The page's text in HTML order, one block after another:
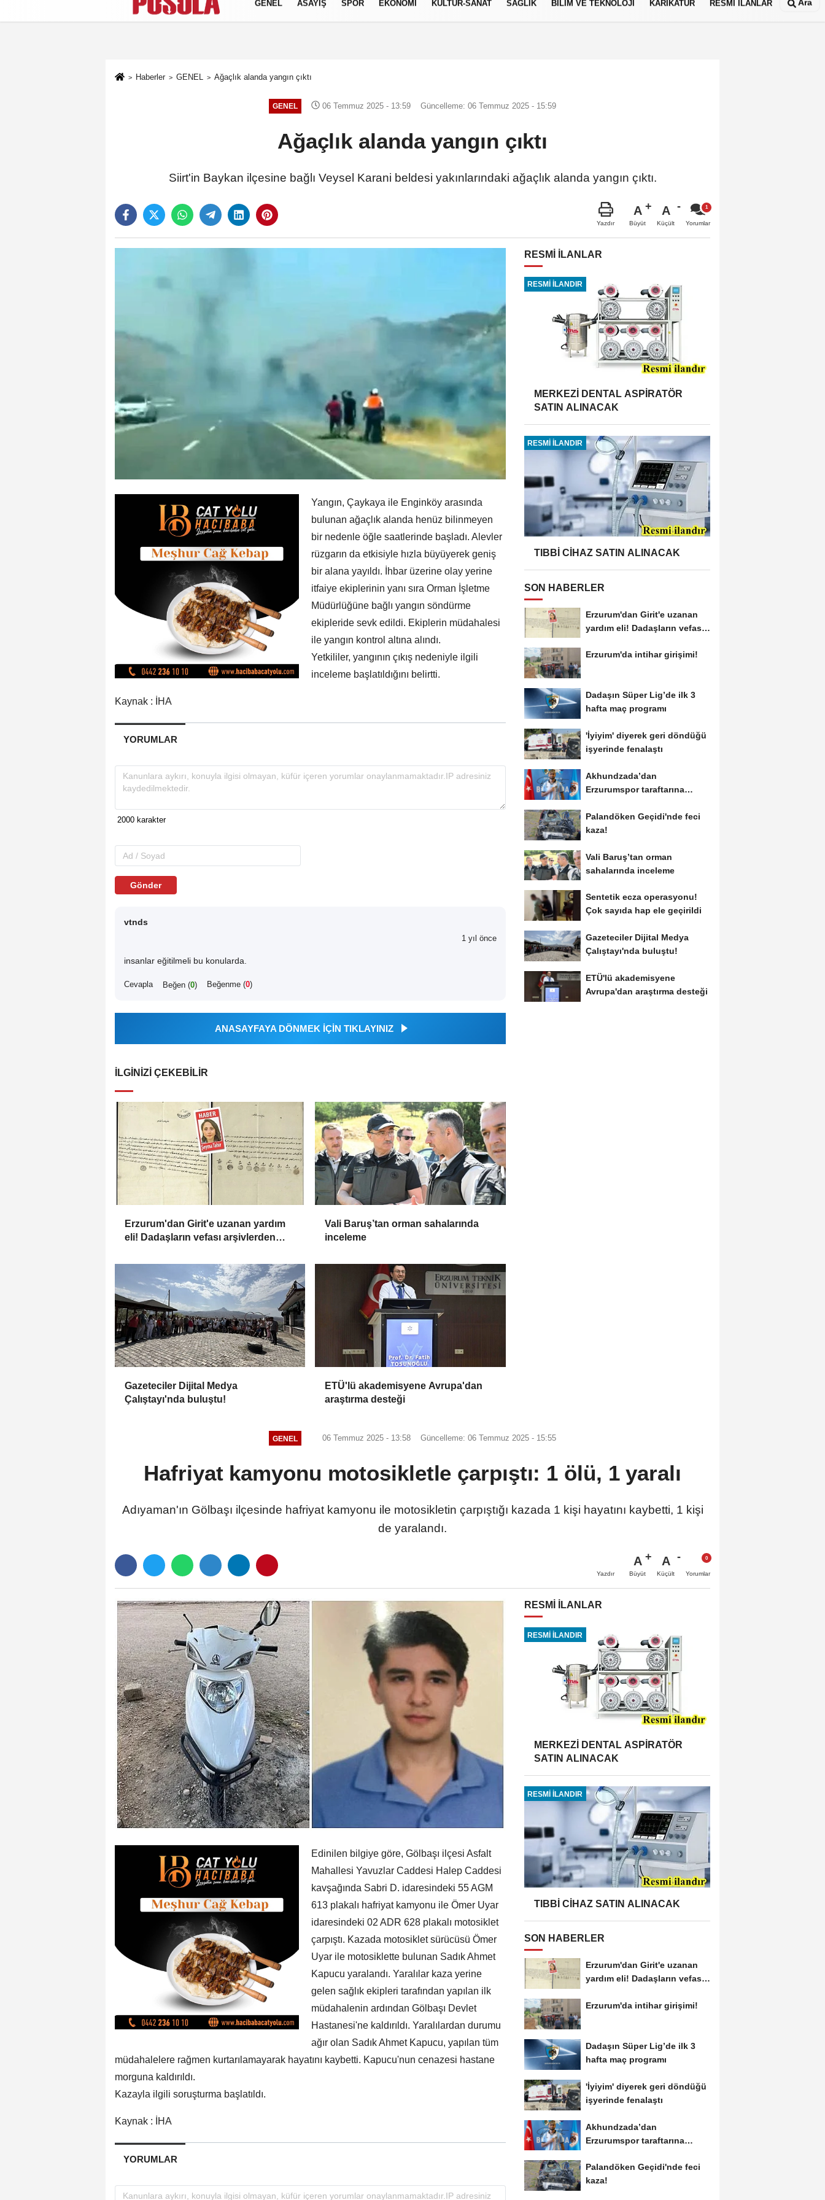
Künye İletişim Gizlilik Politikası
GENEL ASAYİŞ SPOR EKONOMİ KÜLTÜR-SANAT SAĞLIK BİLİM VE TEKNOLOJİ KARİKATÜR RESMİ İLANLAR Ara
Haberler GENEL Ağaçlık alanda yangın çıktı
GENEL 06 Temmuz 2025 - 13:59 Güncelleme: 06 Temmuz 2025 - 15:59
Ağaçlık alanda yangın çıktı
Siirt'in Baykan ilçesine bağlı Veysel Karani beldesi yakınlarındaki ağaçlık alanda yangın çıktı.
Yazdır
A
Büyüt
A
Küçült Yorumlar
Yangın, Çaykaya ile Enginköy arasında
bulunan ağaçlık alanda henüz bilinmeyen
bir nedenle öğle saatlerinde başladı. Alevler
rüzgarın da etkisiyle hızla büyüyerek geniş
bir alana yayıldı. İhbar üzerine olay yerine
itfaiye ekiplerinin yanı sıra Orman İşletme
Müdürlüğüne bağlı yangın söndürme
ekipleride sevk edildi. Ekiplerin müdahalesi
ile yangın kontrol altına alındı.
Yetkililer, yangının çıkış nedeniyle ilgili
inceleme başlatıldığını belirtti.
Kaynak : İHA
YORUMLAR
Gönder
vtnds
1 yıl önce
insanlar eğitilmeli bu konularda.
Cevapla Beğen (0) Beğenme (0)
ANASAYFAYA DÖNMEK İÇİN TIKLAYINIZ
İLGINIZI ÇEKEBILIR
Erzurum'dan Girit'e uzanan yardım
eli! Dadaşların vefası arşivlerden
Vali Baruş’tan orman sahalarında
inceleme
Gazeteciler Dijital Medya
Çalıştayı'nda buluştu!
ETÜ'lü akademisyene Avrupa'dan
araştırma desteği
RESMİ İLANLAR
RESMİ İLANDIR
MERKEZİ DENTAL ASPİRATÖR
SATIN ALINACAK
RESMİ İLANDIR
TIBBİ CİHAZ SATIN ALINACAK
SON HABERLER
Erzurum'dan Girit'e uzanan
yardım eli! Dadaşların vefası
Erzurum'da intihar girişimi!
Dadaşın Süper Lig’de ilk 3
hafta maç programı
'İyiyim' diyerek geri döndüğü
işyerinde fenalaştı
Akhundzada’dan
Erzurumspor taraftarına
Dadaşlar!"...
Palandöken Geçidi'nde feci
kaza!
Vali Baruş’tan orman
sahalarında inceleme
Sentetik ecza operasyonu!
Çok sayıda hap ele geçirildi
Gazeteciler Dijital Medya
Çalıştayı'nda buluştu!
ETÜ'lü akademisyene
Avrupa'dan araştırma desteği
GENEL 06 Temmuz 2025 - 13:58 Güncelleme: 06 Temmuz 2025 - 15:55
Hafriyat kamyonu motosikletle çarpıştı: 1 ölü, 1 yaralı
Adıyaman'ın Gölbaşı ilçesinde hafriyat kamyonu ile motosikletin çarpıştığı kazada 1 kişi hayatını kaybetti, 1 kişi
de yaralandı.
Yazdır
A
Büyüt
A
Küçült Yorumlar
Edinilen bilgiye göre, Gölbaşı ilçesi Asfalt
Mahallesi Yavuzlar Caddesi Halep Caddesi
kavşağında Sabri D. idaresindeki 55 AGM
613 plakalı hafriyat kamyonu ile Ömer Uyar
idaresindeki 02 ADR 628 plakalı motosiklet
çarpıştı. Kazada motosiklet sürücüsü Ömer
Uyar ile motosiklette bulunan Sadık Ahmet
Kapucu yaralandı. Yaralılar kaza yerine
gelen sağlık ekipleri tarafından yapılan ilk
müdahalenin ardından Gölbaşı Devlet
Hastanesi'ne kaldırıldı. Yaralılardan durumu
ağır olan Sadık Ahmet Kapucu, yapılan tüm
müdahalelere rağmen kurtarılamayarak hayatını kaybetti. Kapucu'nun cenazesi hastane
morguna kaldırıldı.
Kazayla ilgili soruşturma başlatıldı.
Kaynak : İHA
YORUMLAR
RESMİ İLANLAR
RESMİ İLANDIR
MERKEZİ DENTAL ASPİRATÖR
SATIN ALINACAK
RESMİ İLANDIR
TIBBİ CİHAZ SATIN ALINACAK
SON HABERLER
Erzurum'dan Girit'e uzanan
yardım eli! Dadaşların vefası
Erzurum'da intihar girişimi!
Dadaşın Süper Lig’de ilk 3
hafta maç programı
'İyiyim' diyerek geri döndüğü
işyerinde fenalaştı
Akhundzada’dan
Erzurumspor taraftarına
Dadaşlar!"...
Palandöken Geçidi'nde feci
kaza!